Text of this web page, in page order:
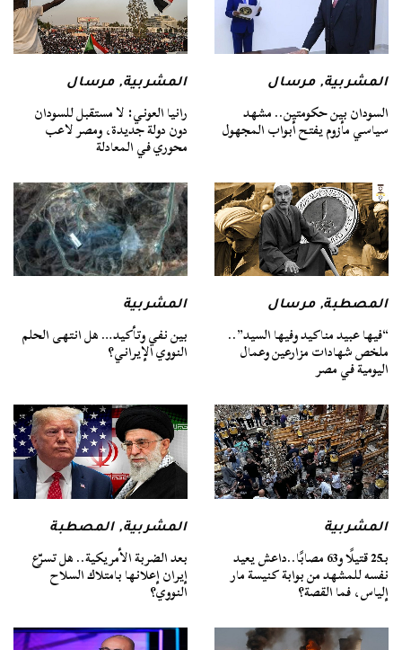
المشربية,مرسال
السودان بين حكومتين.. مشهد
سياسي مأزوم يفتح أبواب المجهول
المشربية,مرسال
رانيا العوني: لا مستقبل للسودان
دون دولة جديدة، ومصر لاعب
محوري في المعادلة
المصطبة,مرسال
“فيها عبيد مناكيد وفيها السيد”..
ملخص شهادات مزارعين وعمال
اليومية في مصر
المشربية
بين نفي وتأكيد… هل انتهى الحلم
النووي الإيراني؟
المشربية
بـ25 قتيلًا و63 مصابًا..داعش يعيد
نفسه للمشهد من بوابة كنيسة مار
إلياس، فما القصة؟
المشربية,المصطبة
بعد الضربة الأمريكية.. هل تسرّع
إيران إعلانها بامتلاك السلاح
النووي؟